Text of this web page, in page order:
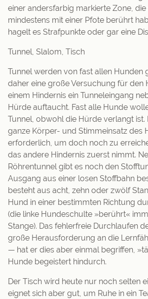
einer andersfarbig markierte Zone,
mindestens mit einer Pfote berührt
hagelt es Strafpunkte oder gar eine
Tunnel, Slalom, Tisch
Tunnel werden von fast allen Hunden
daher eine große Versuchung für den
einem Hindernis ein Tunneleingang
Hürde auftaucht. Fast alle Hunde
Tunnel, obwohl die Hürde verlangt ist.
ganze Körper- und Stimmeinsatz des
erforderlich, um doch noch zu
das andere Hindernis zuerst nimmt.
Röhrentunnel gibt es noch den
Ausgang aus einer losen Stoffbahn
besteht aus acht, zehn oder zwölf
Hund in einer bestimmten Richtung
(die linke Hundeschulte »berührt«
Stange). Das fehlerfreie Durchlaufen
große Herausforderung an die
— hat er dies aber einmal begriffen,
Hunde begeistert hindurch.
Der Tisch wird heute nur noch selten
eignet sich aber gut, um Ruhe in ein